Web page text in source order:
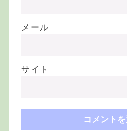
メール
サイト